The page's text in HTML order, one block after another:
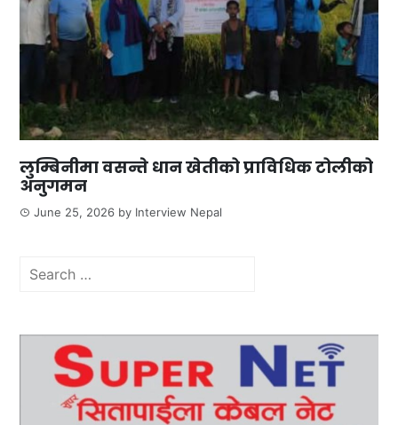
लुम्बिनीमा वसन्ते धान खेतीको प्राविधिक टोलीको
अनुगमन
June 25, 2026 by Interview Nepal
Search